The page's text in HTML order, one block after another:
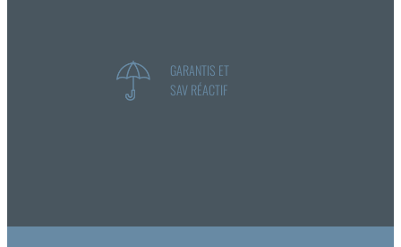
GARANTIS ET
SAV RÉACTIF